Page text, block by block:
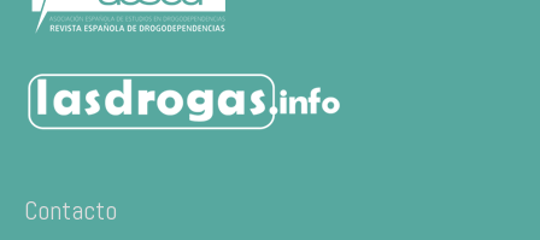
Contacto